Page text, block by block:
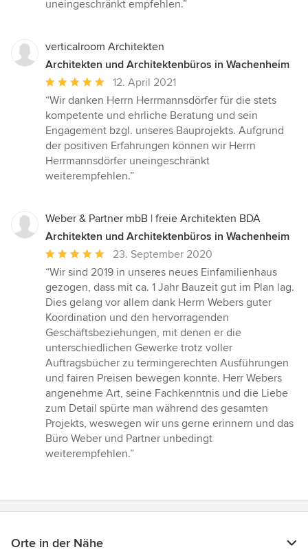
uneingeschränkt empfehlen.”
verticalroom Architekten
Architekten und Architektenbüros in Wachenheim
Durchschnittliche
Bewertung:
5
von
5
Sternen
12. April 2021
“Wir danken Herrn Herrmannsdörfer für die stets
kompetente und ehrliche Beratung und sein
Engagement bzgl. unseres Bauprojekts. Aufgrund
der positiven Erfahrungen können wir Herrn
Herrmannsdörfer uneingeschränkt
weiterempfehlen.”
Weber & Partner mbB | freie Architekten BDA
Architekten und Architektenbüros in Wachenheim
Durchschnittliche
Bewertung:
5
von
5
Sternen
23. September 2020
“Wir sind 2019 in unseres neues Einfamilienhaus
gezogen, dass mit ca. 1 Jahr Bauzeit gut im Plan lag.
Dies gelang vor allem dank Herrn Webers guter
Koordination und den hervorragenden
Geschäftsbeziehungen, mit denen er die
unterschiedlichen Gewerke trotz voller
Auftragsbücher zu termingerechten Ausführungen
und fairen Preisen bewegen konnte. Herr Webers
angenehme Art, seine Fachkenntnis und die Liebe
zum Detail spürte man während des gesamten
Projekts, weswegen wir uns gerne erinnern und das
Büro Weber und Partner unbedingt
weiterempfehlen.”
Orte in der Nähe